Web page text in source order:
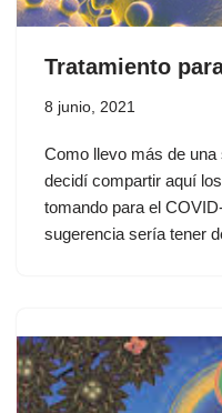
Tratamiento
8 junio, 2021
Como llevo más de
decidí compartir aquí
tomando para el
sugerencia sería tener